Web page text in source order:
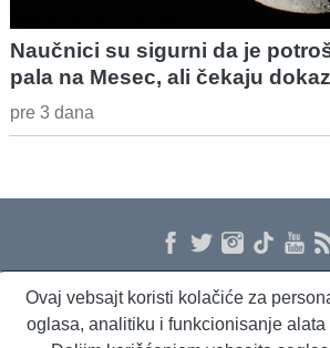
Naučnici su sigurni da je
pala na Mesec, ali čekaju
pre 3 dana
O nama Proizvodi i usluge Politika
Ovaj vebsajt koristi kolačiće za
oglasa, analitiku i funkcionisanje alata